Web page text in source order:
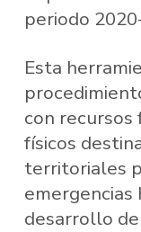
periodo
Esta
con recursos
físicos
territoriales
emergencias
desarrollo